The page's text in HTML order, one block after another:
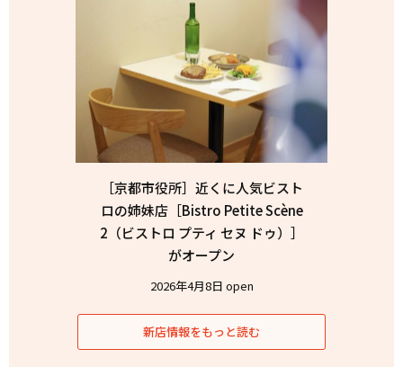
［京都市役所］近くに人気ビスト
ロの姉妹店［Bistro Petite Scène
2（ビストロ プティ セヌ ドゥ）］
がオープン
2026年4月8日 open
新店情報をもっと読む